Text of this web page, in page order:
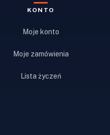
KONTO
Moje konto
Moje zamówienia
Lista życzeń